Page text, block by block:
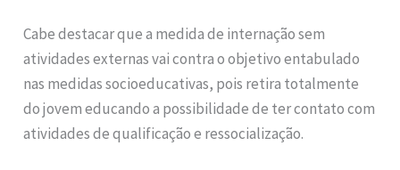
Cabe destacar que a medida de internação sem
atividades externas vai contra o objetivo entabulado
nas medidas socioeducativas, pois retira totalmente
do jovem educando a possibilidade de ter contato com
atividades de qualificação e ressocialização.